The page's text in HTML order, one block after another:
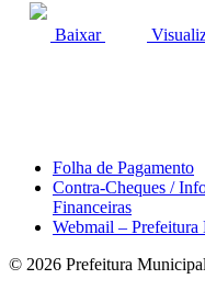
Baixar
Folha de Pagamento
Contra-Cheques /
Financeiras
Webmail –
© 2026 Prefeitura